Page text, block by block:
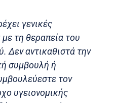
γενικές
τη θεραπεία του
Δεν αντικαθιστά την
συμβουλή ή
τον
υγειονομικής